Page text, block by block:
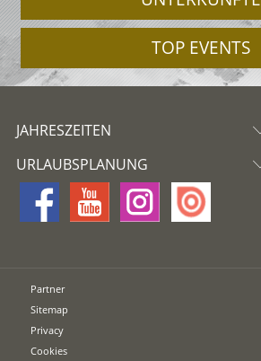
TOP EVENTS
JAHRESZEITEN
URLAUBSPLANUNG
Partner
Sitemap
Privacy
Cookies